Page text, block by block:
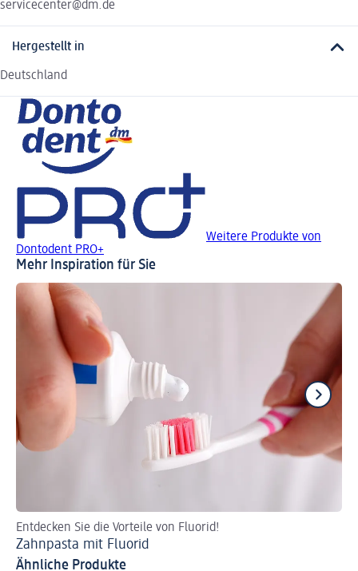
servicecenter@dm.de
Hergestellt in
Deutschland
Weitere Produkte von
Dontodent PRO+
Mehr Inspiration für Sie
Entdecken Sie die Vorteile von Fluorid!
Zahnpasta mit Fluorid
Ähnliche Produkte